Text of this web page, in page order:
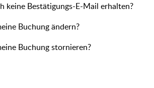
keine Bestätigungs-E-Mail erhalten?
Buchung ändern?
Buchung stornieren?